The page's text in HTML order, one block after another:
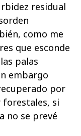
residual
como me
que esconde
palas
embargo
por
forestales, si
no se prevé